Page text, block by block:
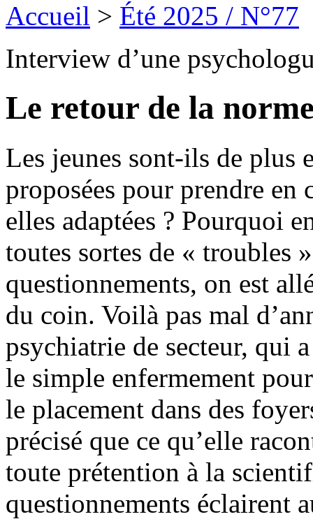
Accueil > Été 2025 / N°77
Interview d’une
Le retour de la
Les jeunes sont-ils de plus
proposées pour prendre en
elles adaptées ? Pourquoi
toutes sortes de « troubles
questionnements, on est
du coin. Voilà pas mal
psychiatrie de secteur, qui
le simple enfermement
le placement dans des
précisé que ce qu’elle
toute prétention à la
questionnements éclairent